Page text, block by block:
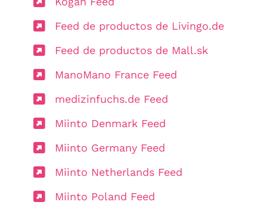
Feed de productos de Livingo.de
Feed de productos de Mall.sk
ManoMano France Feed
medizinfuchs.de Feed
Miinto Denmark Feed
Miinto Germany Feed
Miinto Netherlands Feed
Miinto Poland Feed